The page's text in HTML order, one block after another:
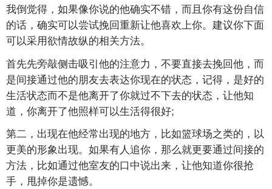
我倒觉得，如果像你说的他确实不错，而且你有这份自信
的话，确实可以尝试挽回重新让他喜欢上你。建议你下面
可以采用欲情故纵的相关方法。
首先先旁敲侧击吸引他的注意力，不要直接去挽回他，而
是间接通过他的朋友去表达你现在的状态，记得，是好的
生活状态而不是他离开了你就过不下去的状态，让他知
道，你离开了他照样可以生活得很好;
第二，出现在他经常出现的地方，比如篮球场之类的，以
更美的形象出现。如果有人追你，那么就更要通过间接的
方法，比如通过他室友的口中说出来，让他知道你很抢
手，甩掉你是遗憾。